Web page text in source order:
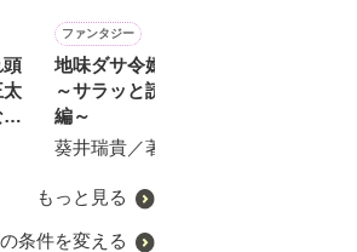
頭
太
ファンタジー
地味ダサ令嬢ローズの反撃
～サラッと読める下克上短
編～
葵井瑞貴／著
もっと見る
条件を変える